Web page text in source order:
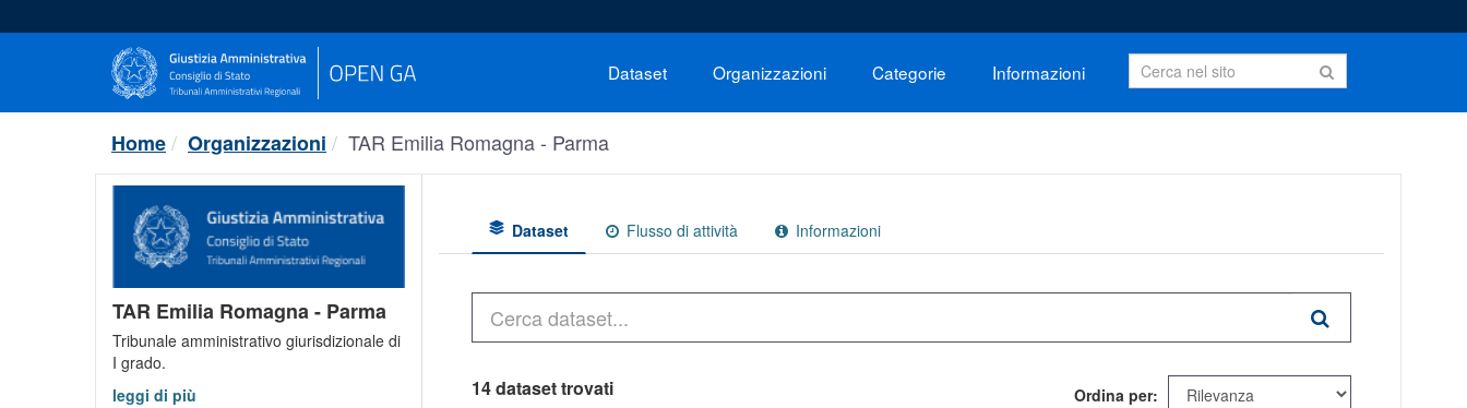
al
Dataset Organizzazioni Categorie Informazioni
Home Organizzazioni TAR Emilia Romagna - Parma
TAR Emilia Romagna - Parma
Tribunale amministrativo giurisdizionale di
I grado.
leggi di più
Dataset Flusso di attività Informazioni
Ordina per
14 dataset trovati